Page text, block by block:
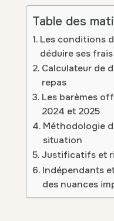
Table des
Les conditions
déduire ses
Calculateur de
repas
Les barèmes
2024 et 2025
Méthodologie
situation
Justificatifs et
Indépendants
des nuances